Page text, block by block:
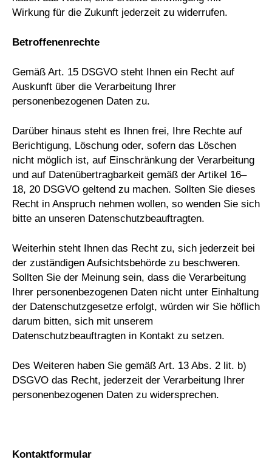
Wirkung für die Zukunft jederzeit zu widerrufen.
Betroffenenrechte
Gemäß Art. 15 DSGVO steht Ihnen ein Recht auf
Auskunft über die Verarbeitung Ihrer
personenbezogenen Daten zu.
Darüber hinaus steht es Ihnen frei, Ihre Rechte auf
Berichtigung, Löschung oder, sofern das Löschen
nicht möglich ist, auf Einschränkung der Verarbeitung
und auf Datenübertragbarkeit gemäß der Artikel 16–
18, 20 DSGVO geltend zu machen. Sollten Sie dieses
Recht in Anspruch nehmen wollen, so wenden Sie sich
bitte an unseren Datenschutzbeauftragten.
Weiterhin steht Ihnen das Recht zu, sich jederzeit bei
der zuständigen Aufsichtsbehörde zu beschweren.
Sollten Sie der Meinung sein, dass die Verarbeitung
Ihrer personenbezogenen Daten nicht unter Einhaltung
der Datenschutzgesetze erfolgt, würden wir Sie höflich
darum bitten, sich mit unserem
Datenschutzbeauftragten in Kontakt zu setzen.
Des Weiteren haben Sie gemäß Art. 13 Abs. 2 lit. b)
DSGVO das Recht, jederzeit der Verarbeitung Ihrer
personenbezogenen Daten zu widersprechen.
Kontaktformular